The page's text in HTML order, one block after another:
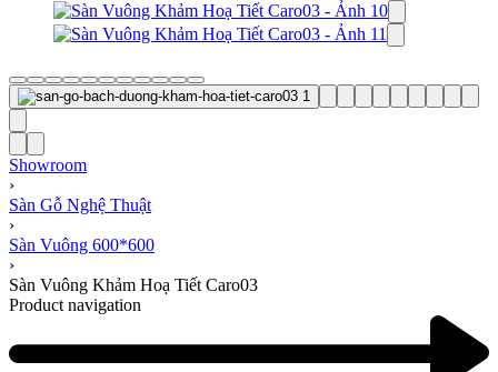
Showroom
›
Sàn Gỗ Nghệ Thuật
›
Sàn Vuông 600*600
›
Sàn Vuông Khảm Hoạ Tiết Caro03
Product navigation